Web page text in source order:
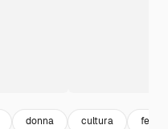
donna cultura